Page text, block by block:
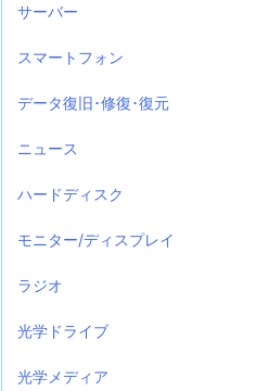
サーバー
スマートフォン
データ復旧･修復･復元
ニュース
ハードディスク
モニター/ディスプレイ
ラジオ
光学ドライブ
光学メディア